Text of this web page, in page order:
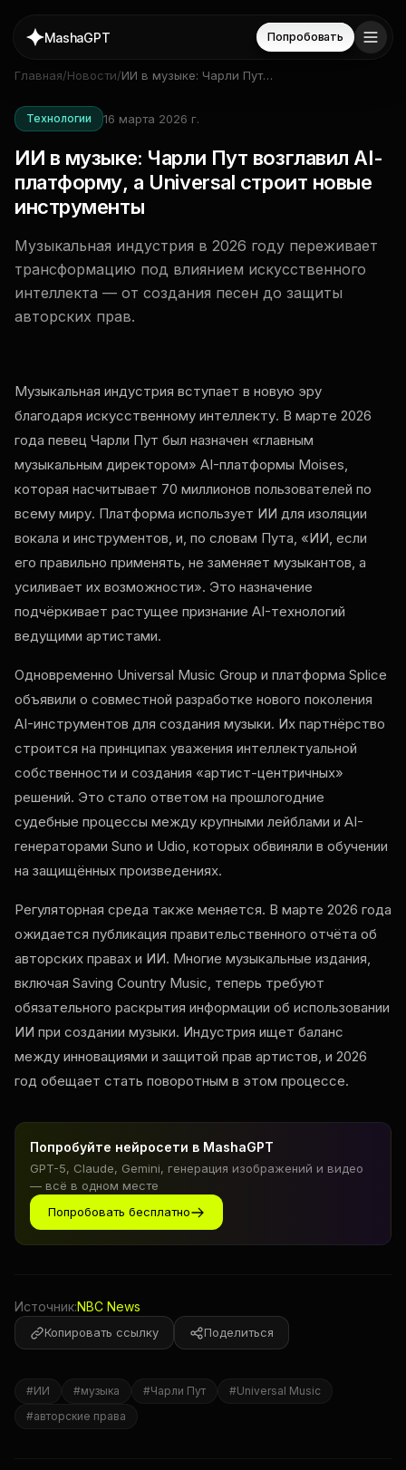
MashaGPT Попробовать
Главная/Новости/ИИ в музыке: Чарли Пут
инструменты
Технологии 16 марта 2026 г.
ИИ в музыке: Чарли Пут возглавил AI-
платформу, а Universal строит новые
инструменты
Музыкальная индустрия в 2026 году переживает
трансформацию под влиянием искусственного
интеллекта — от создания песен до защиты
авторских прав.
Музыкальная индустрия вступает в новую эру
благодаря искусственному интеллекту. В марте 2026
года певец Чарли Пут был назначен «главным
музыкальным директором» AI-платформы Moises,
которая насчитывает 70 миллионов пользователей по
всему миру. Платформа использует ИИ для изоляции
вокала и инструментов, и, по словам Пута, «ИИ, если
его правильно применять, не заменяет музыкантов, а
усиливает их возможности». Это назначение
подчёркивает растущее признание AI-технологий
ведущими артистами.
Одновременно Universal Music Group и платформа Splice
объявили о совместной разработке нового поколения
AI-инструментов для создания музыки. Их партнёрство
строится на принципах уважения интеллектуальной
собственности и создания «артист-центричных»
решений. Это стало ответом на прошлогодние
судебные процессы между крупными лейблами и AI-
генераторами Suno и Udio, которых обвиняли в обучении
на защищённых произведениях.
Регуляторная среда также меняется. В марте 2026 года
ожидается публикация правительственного отчёта об
авторских правах и ИИ. Многие музыкальные издания,
включая Saving Country Music, теперь требуют
обязательного раскрытия информации об использовании
ИИ при создании музыки. Индустрия ищет баланс
между инновациями и защитой прав артистов, и 2026
год обещает стать поворотным в этом процессе.
Попробуйте нейросети в MashaGPT
GPT-5, Claude, Gemini, генерация изображений и видео
— всё в одном месте
Попробовать бесплатно
Источник:NBC News
Копировать ссылку Поделиться
#ИИ #музыка #Чарли Пут #Universal Music
#авторские права